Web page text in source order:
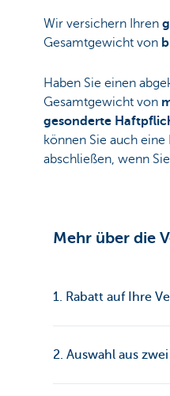
Wir versichern Ihren
Gesamtgewicht von
Haben Sie einen
Gesamtgewicht von
gesonderte
können Sie auch
abschließen, wenn
Mehr über die
1. Rabatt auf Ihre
2. Auswahl aus